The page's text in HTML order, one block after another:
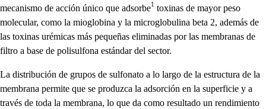
mecanismo de acción único que adsorbe1 toxinas de mayor peso
molecular, como la mioglobina y la microglobulina beta 2, además de
las toxinas urémicas más pequeñas eliminadas por las membranas de
filtro a base de polisulfona estándar del sector.
La distribución de grupos de sulfonato a lo largo de la estructura de la
membrana permite que se produzca la adsorción en la superficie y a
través de toda la membrana, lo que da como resultado un rendimiento